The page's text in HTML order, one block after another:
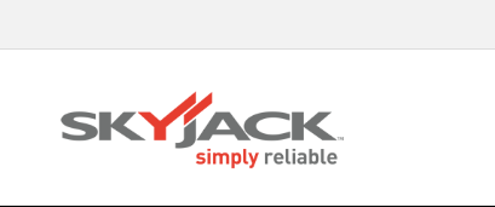
to
content